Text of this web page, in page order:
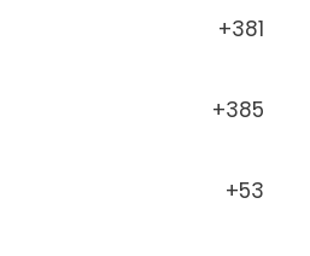
+381
+385
+53